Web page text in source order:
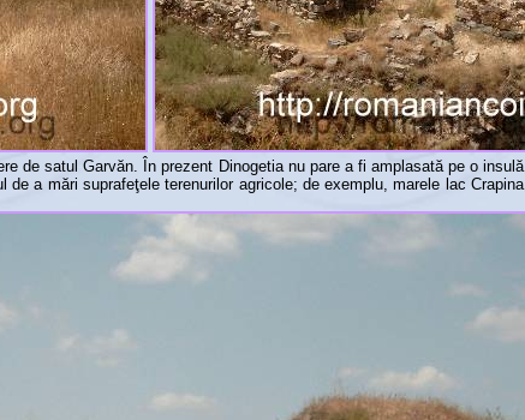
de satul Garvăn. În prezent Dinogetia nu pare a fi amplasată pe o
a mări suprafeţele terenurilor agricole; de exemplu, marele lac